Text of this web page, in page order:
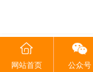
网站首页 公众号